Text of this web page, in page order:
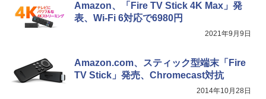
Amazon、「Fire TV Stick 4K Max」発
表、Wi-Fi 6対応で6980円
2021年9月9日
Amazon.com、スティック型端末「Fire
TV Stick」発売、Chromecast対抗
2014年10月28日